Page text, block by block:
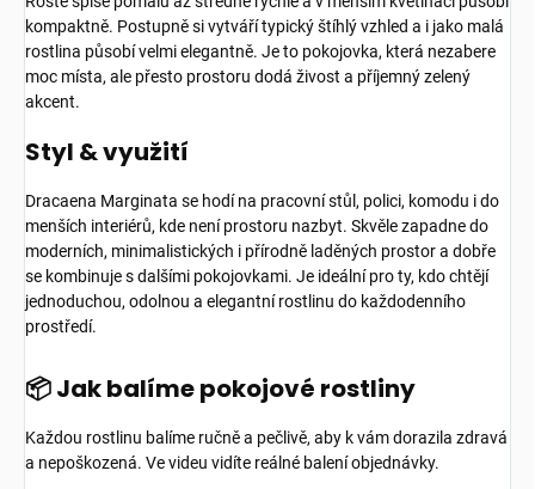
kompaktně. Postupně si vytváří typický štíhlý vzhled a i jako malá
rostlina působí velmi elegantně. Je to pokojovka, která nezabere
moc místa, ale přesto prostoru dodá živost a příjemný zelený
akcent.
Styl & využití
Dracaena Marginata se hodí na pracovní stůl, polici, komodu i do
menších interiérů, kde není prostoru nazbyt. Skvěle zapadne do
moderních, minimalistických i přírodně laděných prostor a dobře
se kombinuje s dalšími pokojovkami. Je ideální pro ty, kdo chtějí
jednoduchou, odolnou a elegantní rostlinu do každodenního
prostředí.
📦 Jak balíme pokojové rostliny
Každou rostlinu balíme ručně a pečlivě, aby k vám dorazila zdravá
a nepoškozená. Ve videu vidíte reálné balení objednávky.